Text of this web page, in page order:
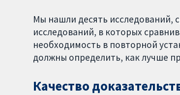
Мы нашли десять исследований,
исследований, в которых
необходимость в повторной
должны определить, как лучше
Качество